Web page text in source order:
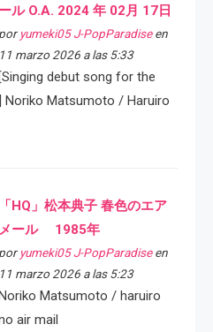
ール O.A. 2024 年 02月 17日
por yumeki05 J-PopParadiseen
11 marzo 2026 a las 5:33
[Singing debut song for the
Noriko Matsumoto / Haruiro
「HQ」松本典子 春色のエア
メール 1985年
por yumeki05 J-PopParadiseen
11 marzo 2026 a las 5:23
Matsumoto / haruiro
air mail